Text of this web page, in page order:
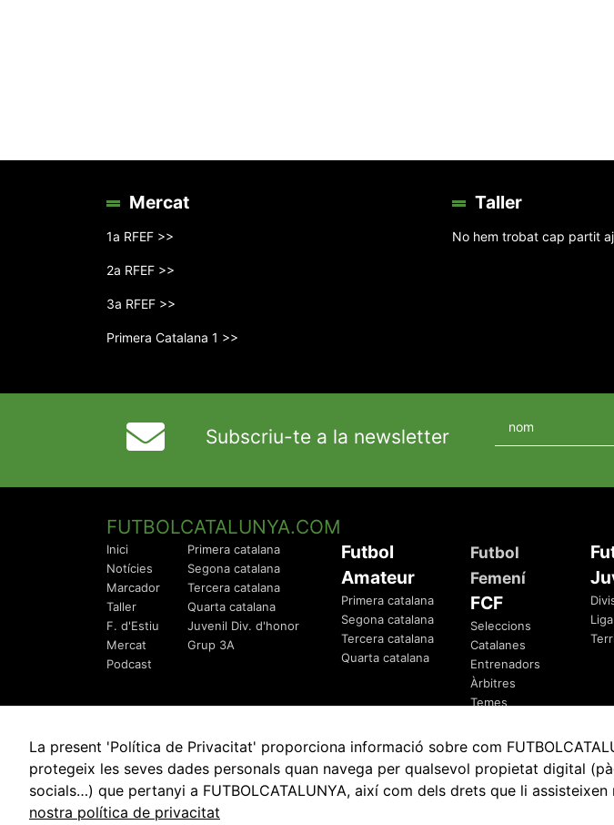
Mercat
1a RFEF >>
2a RFEF >>
3a RFEF >>
Primera Catalana 1 >>
Taller
No hem trobat cap partit
Subscriu-te a la newsletter
FUTBOLCATALUNYA.COM
Inici
Notícies
Marcador
Taller
F. d'Estiu
Mercat
Podcast
Primera catalana
Segona catalana
Tercera catalana
Quarta catalana
Juvenil Div. d'honor
Grup 3A
Futbol
Amateur
Primera catalana
Segona catalana
Tercera catalana
Quarta catalana
Futbol
Femení
FCF
Seleccions
Catalanes
Entrenadors
Àrbitres
Temes
© 2010 - 2026 FutbolCatalunya.com Avis Legal Política de
La present 'Política de Privacitat' proporciona informació sobre com
protegeix les seves dades personals quan navega per qualsevol propietat digital
socials…) que pertanyi a FUTBOLCATALUNYA, així com dels drets que li
nostra política de privacitat